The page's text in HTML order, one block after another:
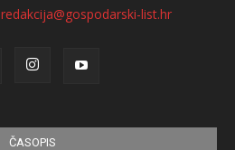
redakcija@gospodarski-list.hr
ČASOPIS